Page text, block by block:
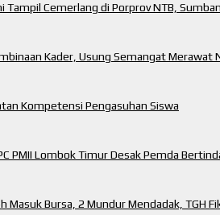
Tampil Cemerlang di Porprov NTB,
Kader, Usung Semangat Merawat
Kompetensi Pengasuhan Siswa
PMII Lombok Timur Desak Pemda
Masuk Bursa, 2 Mundur Mendadak, TGH